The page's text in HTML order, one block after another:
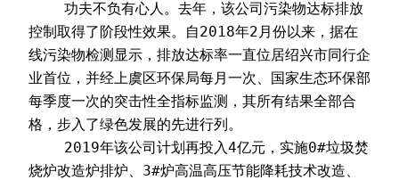
控制取得了阶段性效果。自2018年2月份以来，据在
线污染物检测显示，排放达标率一直位居绍兴市同行企
业首位，并经上虞区环保局每月一次、国家生态环保部
每季度一次的突击性全指标监测，其所有结果全部合
格，步入了绿色发展的先进行列。
烧炉改造炉排炉、3#炉高温高压节能降耗技术改造、